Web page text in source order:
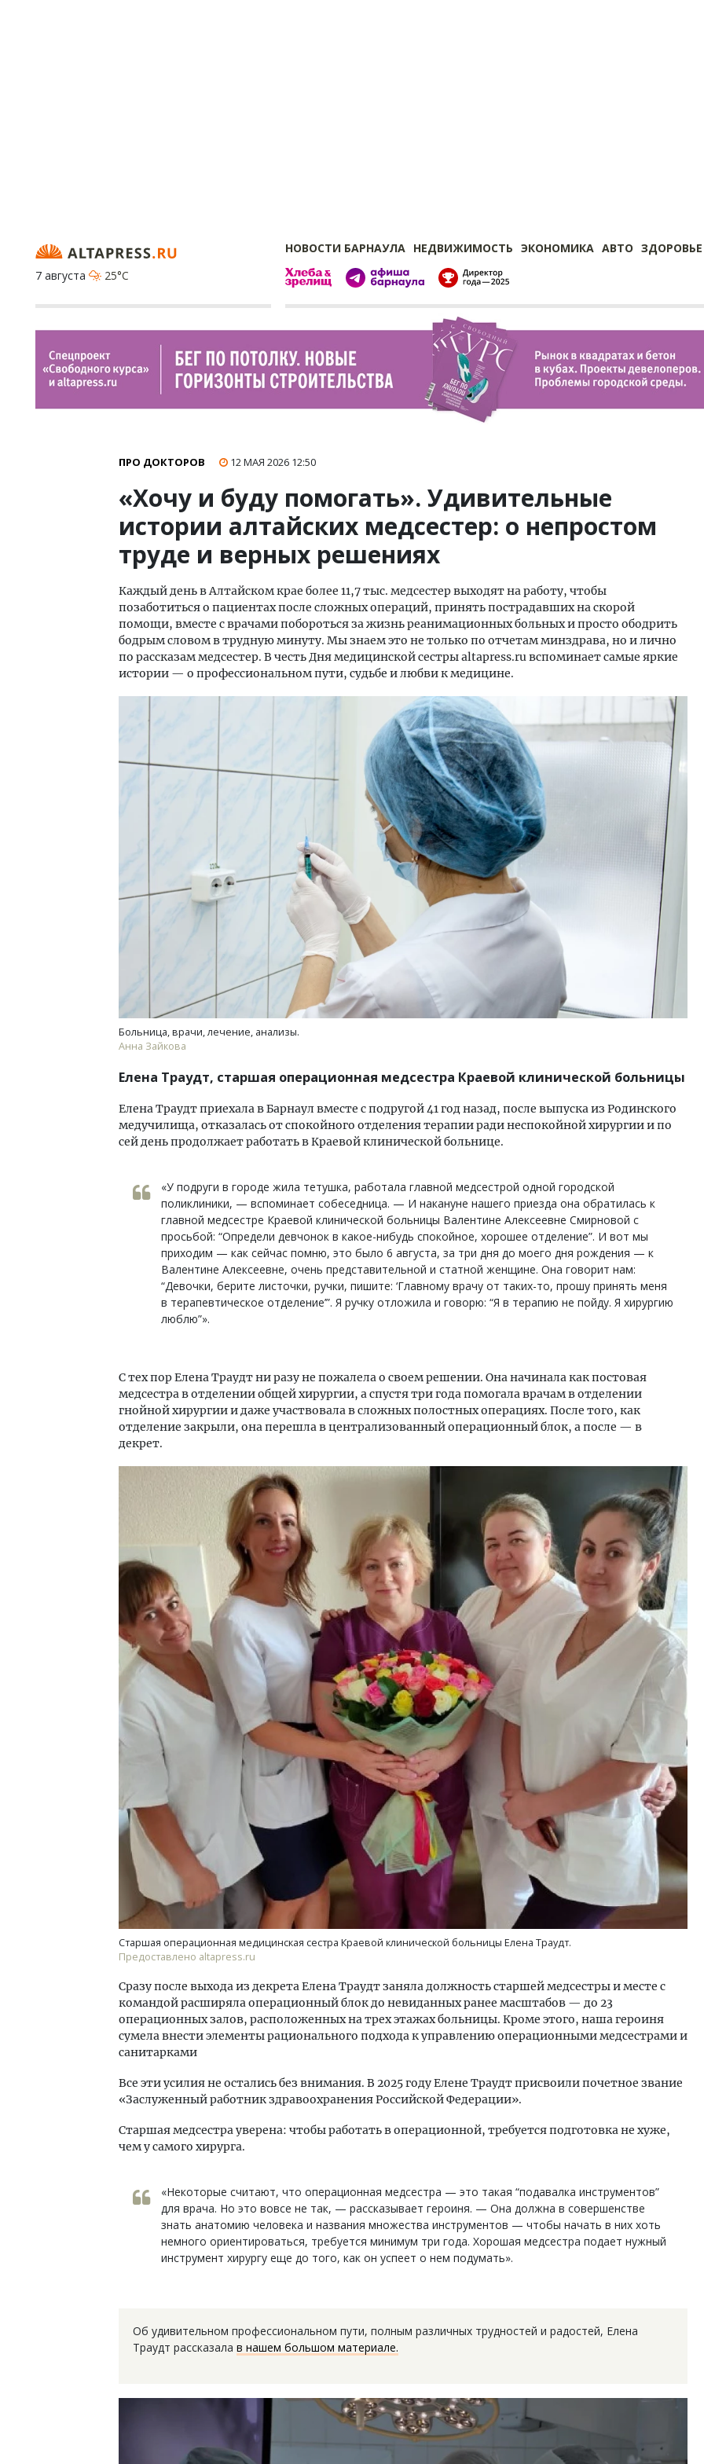
НОВОСТИ БАРНАУЛА НЕДВИЖИМОСТЬ ЭКОНОМИКА АВТО ЗДОРОВЬЕ
7 августа
25°C
ПРО ДОКТОРОВ 12 МАЯ 2026 12:50
«Хочу и буду помогать». Удивительные
истории алтайских медсестер: о непростом
труде и верных решениях
Каждый день в Алтайском крае более 11,7 тыс. медсестер выходят на работу, чтобы
позаботиться о пациентах после сложных операций, принять пострадавших на скорой
помощи, вместе с врачами побороться за жизнь реанимационных больных и просто ободрить
бодрым словом в трудную минуту. Мы знаем это не только по отчетам минздрава, но и лично
по рассказам медсестер. В честь Дня медицинской сестры altapress.ru вспоминает самые яркие
истории — о профессиональном пути, судьбе и любви к медицине.
Больница, врачи, лечение, анализы.
Анна Зайкова
Елена Траудт, старшая операционная медсестра Краевой клинической больницы
Елена Траудт приехала в Барнаул вместе с подругой 41 год назад, после выпуска из Родинского
медучилища, отказалась от спокойного отделения терапии ради неспокойной хирургии и по
сей день продолжает работать в Краевой клинической больнице.
«У подруги в городе жила тетушка, работала главной медсестрой одной городской
поликлиники, — вспоминает собеседница. — И накануне нашего приезда она обратилась к
главной медсестре Краевой клинической больницы Валентине Алексеевне Смирновой с
просьбой: “Определи девчонок в какое-нибудь спокойное, хорошее отделение”. И вот мы
приходим — как сейчас помню, это было 6 августа, за три дня до моего дня рождения — к
Валентине Алексеевне, очень представительной и статной женщине. Она говорит нам:
“Девочки, берите листочки, ручки, пишите: ‘Главному врачу от таких-то, прошу принять меня
в терапевтическое отделение’”. Я ручку отложила и говорю: “Я в терапию не пойду. Я хирургию
люблю”».
С тех пор Елена Траудт ни разу не пожалела о своем решении. Она начинала как постовая
медсестра в отделении общей хирургии, а спустя три года помогала врачам в отделении
гнойной хирургии и даже участвовала в сложных полостных операциях. После того, как
отделение закрыли, она перешла в централизованный операционный блок, а после — в
декрет.
Старшая операционная медицинская сестра Краевой клинической больницы Елена Траудт.
Предоставлено altapress.ru
Сразу после выхода из декрета Елена Траудт заняла должность старшей медсестры и месте с
командой расширяла операционный блок до невиданных ранее масштабов — до 23
операционных залов, расположенных на трех этажах больницы. Кроме этого, наша героиня
сумела внести элементы рационального подхода к управлению операционными медсестрами и
санитарками
Все эти усилия не остались без внимания. В 2025 году Елене Траудт присвоили почетное звание
«Заслуженный работник здравоохранения Российской Федерации».
Старшая медсестра уверена: чтобы работать в операционной, требуется подготовка не хуже,
чем у самого хирурга.
«Некоторые считают, что операционная медсестра — это такая “подавалка инструментов”
для врача. Но это вовсе не так, — рассказывает героиня. — Она должна в совершенстве
знать анатомию человека и названия множества инструментов — чтобы начать в них хоть
немного ориентироваться, требуется минимум три года. Хорошая медсестра подает нужный
инструмент хирургу еще до того, как он успеет о нем подумать».
Об удивительном профессиональном пути, полным различных трудностей и радостей, Елена
Траудт рассказала в нашем большом материале.
ЗИАС — об эстетике городов,
трендах в фасадах и развитии рынка
СТРОИТЕЛЬСТВО
Архитектурный код начинается с
земли. Мощение крупноформатными
плитами становится новым
стандартом благоустройства
СТРОИТЕЛЬСТВО
Ищем новые берега.
«Жилищной инициативы»
Гатилов — о том, как
оставаться на плаву,